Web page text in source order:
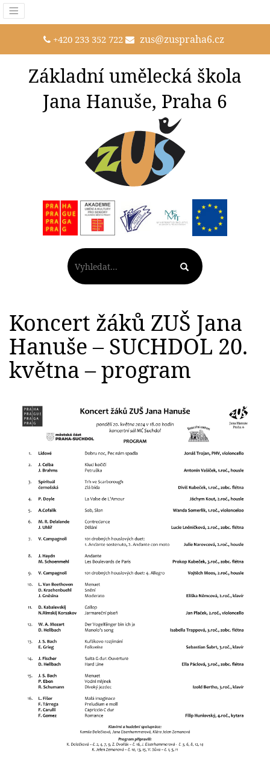
+420 233 352 722 zus@zuspraha6.cz
Základní umělecká škola
Jana Hanuše, Praha 6
Koncert žáků ZUŠ Jana
Hanuše – SUCHDOL 20.
května – program